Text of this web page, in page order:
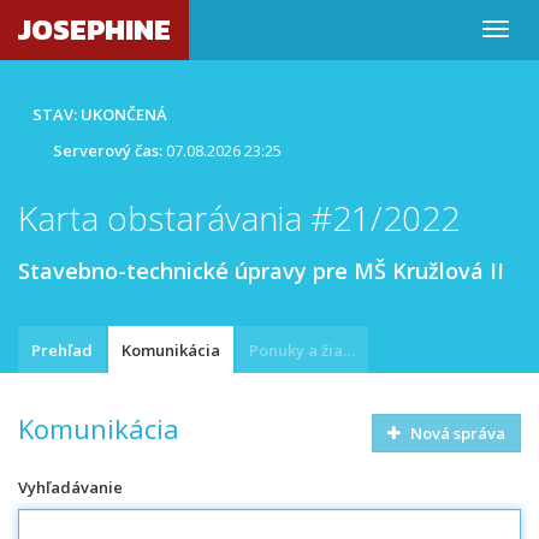
JOSEPHINE
STAV: UKONČENÁ
Serverový čas:07.08.2026 23:25
Karta obstarávania #21/2022
Stavebno-technické úpravy pre MŠ Kružlová II
Prehľad Komunikácia Ponuky a žiadosti
Komunikácia Nová správa
Vyhľadávanie